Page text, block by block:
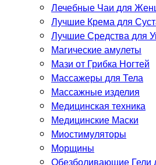
Лечебные Чаи для
Лучшие Крема для
Лучшие Средства для
Магические амулеты
Мази от Грибка Ногтей
Массажеры для Тела
Массажные изделия
Медицинская техника
Медицинские Маски
Миостимуляторы
Морщины
Обезболивающие Гели